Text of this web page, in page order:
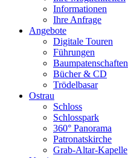
Informationen
Ihre Anfrage
Angebote
Digitale Touren
Führungen
Baumpatenschaften
Bücher & CD
Trödelbasar
Ostrau
Schloss
Schlosspark
360° Panorama
Patronatskirche
Grab-Altar-Kapelle